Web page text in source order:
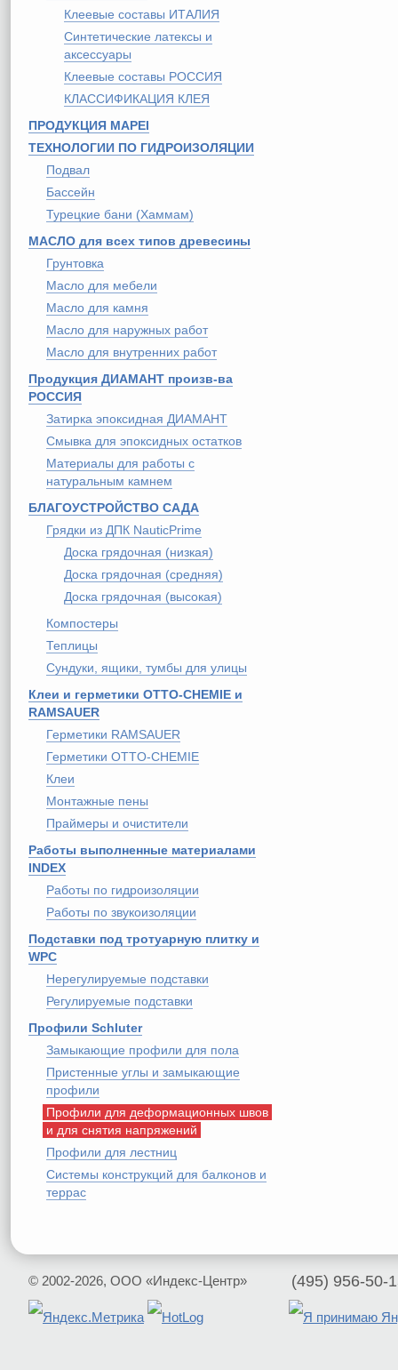
Клеевые составы ИТАЛИЯ
Синтетические латексы и
аксессуары
Клеевые составы РОССИЯ
КЛАССИФИКАЦИЯ КЛЕЯ
ПРОДУКЦИЯ MAPEI
ТЕХНОЛОГИИ ПО ГИДРОИЗОЛЯЦИИ
Подвал
Бассейн
Турецкие бани (Хаммам)
МАСЛО для всех типов древесины
Грунтовка
Масло для мебели
Масло для камня
Масло для наружных работ
Масло для внутренних работ
Продукция ДИАМАНТ произв-ва
РОССИЯ
Затирка эпоксидная ДИАМАНТ
Смывка для эпоксидных остатков
Материалы для работы с
натуральным камнем
БЛАГОУСТРОЙСТВО САДА
Грядки из ДПК NauticPrime
Доска грядочная (низкая)
Доска грядочная (средняя)
Доска грядочная (высокая)
Компостеры
Теплицы
Сундуки, ящики, тумбы для улицы
Клеи и герметики OTTO-CHEMIE и
RAMSAUER
Герметики RAMSAUER
Герметики OTTO-CHEMIE
Клеи
Монтажные пены
Праймеры и очистители
Работы выполненные материалами
INDEX
Работы по гидроизоляции
Работы по звукоизоляции
Подставки под тротуарную плитку и
WPC
Нерегулируемые подставки
Регулируемые подставки
Профили Schluter
Замыкающие профили для пола
Пристенные углы и замыкающие
профили
Профили для деформационных швов
и для снятия напряжений
Профили для лестниц
Системы конструкций для балконов и
террас
© 2002-2026, ООО «Индекс-Центр» (495) 956-50-